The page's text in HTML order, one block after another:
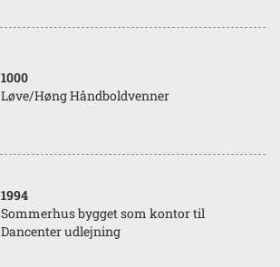
1000
Løve/Høng Håndboldvenner
1994
Sommerhus bygget som kontor til
Dancenter udlejning